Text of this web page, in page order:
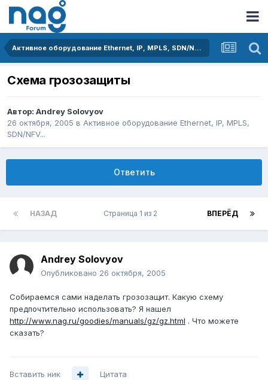
Активное оборудование Ethernet, IP, MPLS, SDN/NFV...
Схема грозозащиты
Автор: Andrey Solovyov
26 октября, 2005 в Активное оборудование Ethernet, IP, MPLS,
SDN/NFV...
Ответить
НАЗАД ВПЕРЁД
Страница 1 из 2
Andrey Solovyov
Опубликовано 26 октября, 2005
Собираемся сами наделать грозозащит. Какую схему
предпочтительно использовать? Я нашел
http://www.nag.ru/goodies/manuals/gz/gz.html . Что можете
сказать?
Вставить ник Цитата